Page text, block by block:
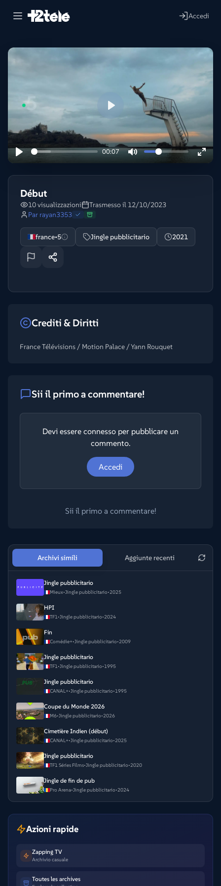
Accedi
00:07
Lire
Début
10 visualizzazioni
Trasmesso il 12/10/2023
Par rayan3353
france•5 Jingle pubblicitario 2021
Crediti & Diritti
France Télévisions / Motion Palace / Yann Rouquet
Sii il primo a commentare!
Devi essere connesso per pubblicare un
commento.
Accedi
Sii il primo a commentare!
Archivi simili Aggiunte recenti
Jingle pubblicitario
Mieux•Jingle pubblicitario•2025
HPI
TF1•Jingle pubblicitario•2024
Fin
Comédie+•Jingle pubblicitario•2009
Jingle pubblicitario
TF1•Jingle pubblicitario•1995
Jingle pubblicitario
CANAL+•Jingle pubblicitario•1995
Coupe du Monde 2026
M6•Jingle pubblicitario•2026
Cimetière Indien (début)
CANAL+•Jingle pubblicitario•2025
Jingle pubblicitario
TF1 Séries Films•Jingle pubblicitario•2020
Jingle de fin de pub
Pro Arena•Jingle pubblicitario•2024
Azioni rapide
Zapping TV
Archivio casuale
Toutes les archives